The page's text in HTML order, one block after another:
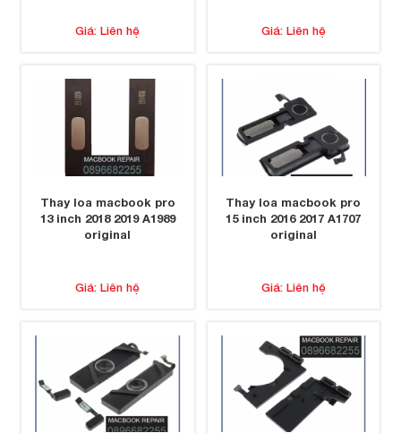
Giá: Liên hệ Giá: Liên hệ
Thay loa macbook pro
13 inch 2018 2019 A1989
original
Giá: Liên hệ
Thay loa macbook pro
15 inch 2016 2017 A1707
original
Giá: Liên hệ